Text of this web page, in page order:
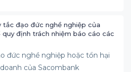
tắc đạo đức nghề nghiệp của
định trách nhiệm báo cáo các
đức nghề nghiệp hoặc tổn hại
của Sacombank